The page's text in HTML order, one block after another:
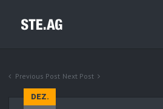
Previous Post Next Post
DEZ.